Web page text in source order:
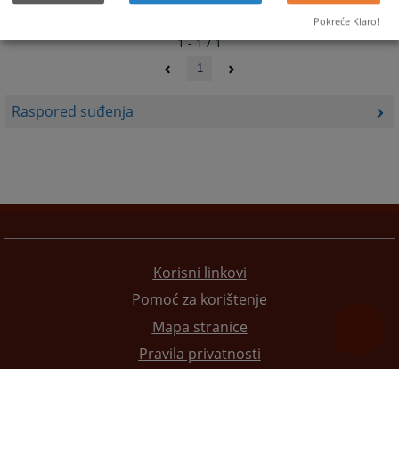
Raspored suđenja
1 - 1 / 1
1
Korisni linkovi
Pomoć za korištenje
Mapa stranice
Pravila privatnosti
Pokreće Klaro!